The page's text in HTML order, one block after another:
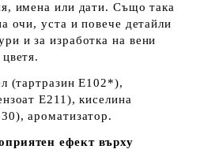
имена или дати. Също така
очи, уста и повече детайли
и за изработка на вени
(тартразин E102*),
E211), киселина
ароматизатор.
ефект върху